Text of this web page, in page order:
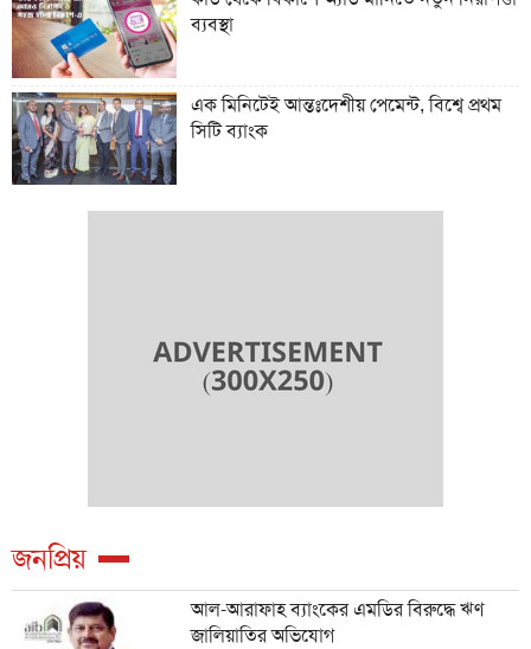
ব্যবস্থা
এক মিনিটেই আন্তঃদেশীয় পেমেন্ট, বিশ্বে প্রথম
সিটি ব্যাংক
জনপ্রিয়
আল-আরাফাহ ব্যাংকের এমডির বিরুদ্ধে ঋণ
জালিয়াতির অভিযোগ